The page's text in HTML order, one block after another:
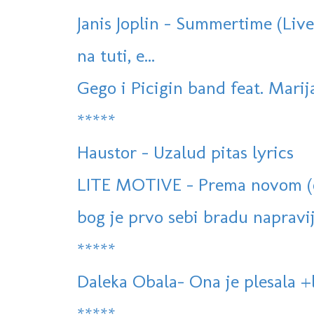
Janis Joplin - Summertime
na tuti, e...
Gego i Picigin band feat.
*****
Haustor - Uzalud pitas lyrics
LITE MOTIVE - Prema novom
bog je prvo sebi bradu
*****
Daleka Obala- Ona je plesala
*****